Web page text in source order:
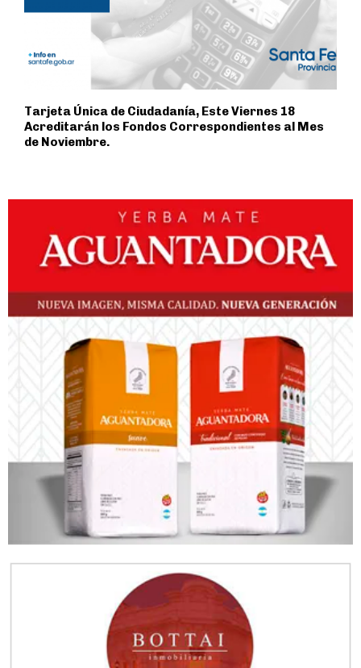
Tarjeta Única de Ciudadanía, Este Viernes 18
Acreditarán los Fondos Correspondientes al Mes
de Noviembre.